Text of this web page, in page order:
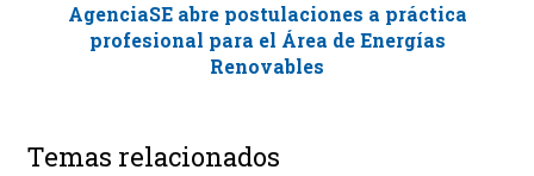
AgenciaSE abre postulaciones a práctica
profesional para el Área de Energías
Renovables
Temas relacionados